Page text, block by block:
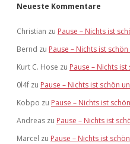
Neueste Kommentare
Christian zu Pause – Nichts ist
Bernd zu Pause – Nichts ist
Kurt C. Hose zu Pause – Nichts
0l4f zu Pause – Nichts ist schön
Kobpo zu Pause – Nichts ist
Andreas zu Pause – Nichts ist
Marcel zu Pause – Nichts ist